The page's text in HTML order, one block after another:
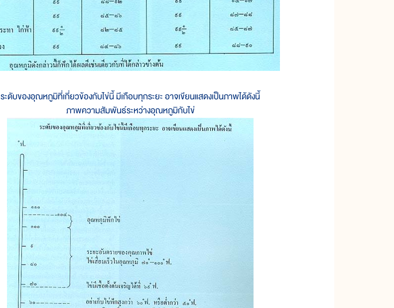
ระดับของอุณหภูมิที่เกี่ยวข้องกับไข่นี้ มีเกือบทุกระยะ อาจเขียนแสดงเป็นภาพได้ดังนี้
ภาพความสัมพันธ์ระหว่างอุณหภูมิกับไข่